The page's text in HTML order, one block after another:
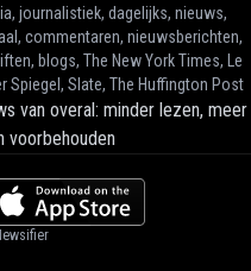
journalistiek, dagelijks, nieuws,
commentaren, nieuwsberichten,
blogs, The New York Times, Le
Spiegel, Slate, The Huffington Post
van overal: minder lezen, meer
voorbehouden